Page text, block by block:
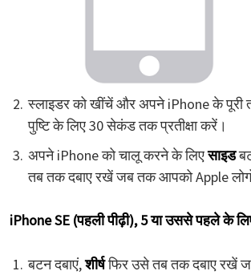
स्लाइडर को खींचें और अपने iPhone के पूरी
पुष्टि के लिए 30 सेकंड तक प्रतीक्षा करें।
अपने iPhone को चालू करने के लिएसाइड
तब तक दबाए रखें जब तक आपको Apple
iPhone SE (पहली पीढ़ी), 5 या उससे पहले के
बटन दबाएं,शीर्षफिर उसे तब तक दबाए रखें